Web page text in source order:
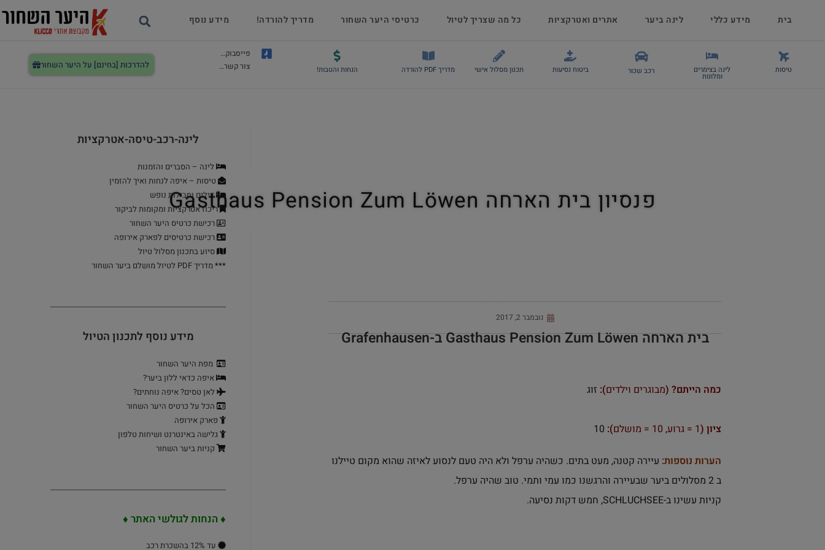
בית מידע כללי לינה ביער אתרים ואטרקציות כל מה שצריך לטיול כרטיסי היער השחור מדריך להורדה! מידע נוסף
טיסות לינה בצימרים
ומלונות
רכב שכור ביטוח נסיעות תכנון מסלול אישי מדריך PDF להורדה הנחות והטבות!
פייסבוק…
צור קשר…
להדרכות [בחינם] על היער השחור
פנסיון בית הארחה Gasthaus Pension Zum Löwen
נובמבר 2, 2017
בית הארחה Gasthaus Pension Zum Löwen ב-Grafenhausen
כמה הייתם? (מבוגרים וילדים): זוג
ציון (1 = גרוע, 10 = מושלם ):
10
הערות נוספות: עיירה קטנה, מעט בתים. כשהיה ערפל ולא היה טעם לנסוע לאיזה שהוא מקום טיילנו
ב 2 מסלולים ביער שבעיירה והרגשנו כמו עמי ותמי. טוב שהיה ערפל.
קניות עשינו ב-SCHLUCHSEE, חמש דקות נסיעה.
לינה-רכב-טיסה-אטרקציות
לינה – הסברים והזמנות
טיסות – איפה לנחות ואיך להזמין
דילים וחבילות נופש
ריכוז אטרקציות ומקומות לביקור
רכישת כרטיס היער השחור
רכישת כרטיסים לפארק אירופה
סיוע בתכנון מסלול טיול
***מדריך PDF לטיול מושלם ביער השחור
מידע נוסף לתכנון הטיול
מפת היער השחור
איפה כדאי ללון ביער?
לאן טסים? איפה נוחתים?
הכל על כרטיס היער השחור
פארק אירופה
גלישה באינטרנט ושיחות טלפון
קניות ביער השחור
♦ הנחות לגולשי האתר ♦
עד 12% בהשכרת רכב